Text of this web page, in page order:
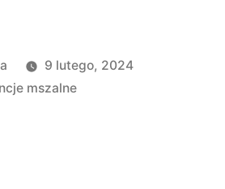
9 lutego, 2024
mszalne